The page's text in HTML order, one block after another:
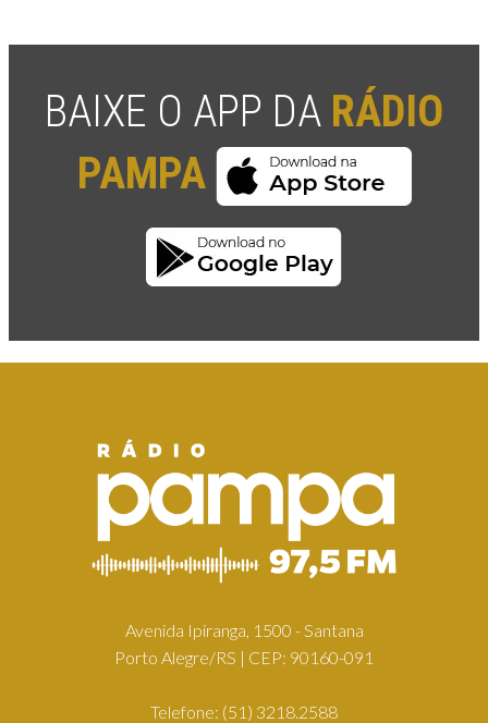
BAIXE O APP DA RÁDIO
PAMPA
Avenida Ipiranga, 1500 - Santana
Porto Alegre/RS | CEP: 90160-091
Telefone: (51) 3218.2588